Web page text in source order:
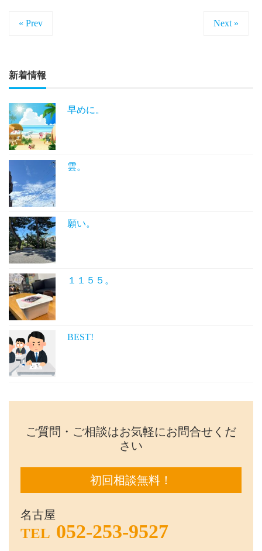
« Prev Next »
新着情報
早めに。
雲。
願い。
１１５５。
BEST!
ご質問・ご相談はお気軽にお問合せくだ
さい
初回相談無料！
名古屋
TEL 052-253-9527